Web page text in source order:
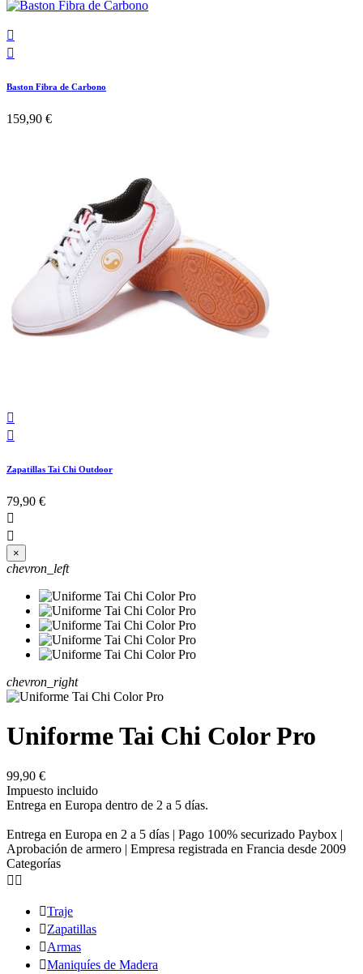


Baston Fibra de Carbono
159,90 €


Zapatillas Tai Chi Outdoor
79,90 €


×
chevron_left
chevron_right
Uniforme Tai Chi Color Pro
99,90 €
Impuesto incluido
Entrega en Europa dentro de 2 a 5 días.
Entrega en Europa en 2 a 5 días | Pago 100% securizado Paybox |
Aprobación de armero | Empresa registrada en Francia desde 2009
Categorías
 
Traje
Zapatillas
Armas
Maniquíes de Madera